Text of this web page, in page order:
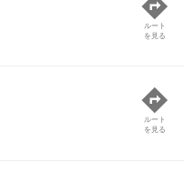
ルート
を見る
ルート
を見る